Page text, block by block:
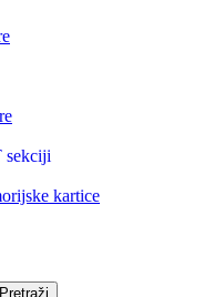
sekciji
kartice
Pretraži